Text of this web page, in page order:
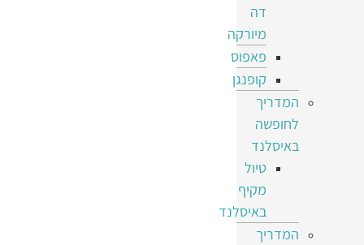
דה
מיורקה
פאפוס
קופנגן
המדריך
לחופשה
באיסלנד
טיול
מקיף
באיסלנד
המדריך